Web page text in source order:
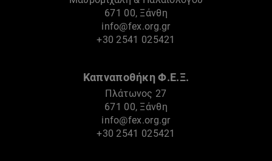
671 00, Ξάνθη
info@fex.org.gr
+30 2541 025421
Καπναποθήκη Φ.Ε.Ξ.
Πλάτωνος 27
671 00, Ξάνθη
info@fex.org.gr
+30 2541 025421